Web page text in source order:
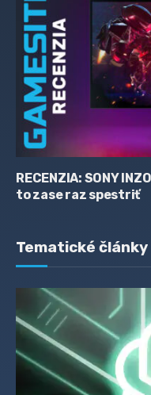
RECENZIA: SONY
to zase raz spestriť
Tematické články